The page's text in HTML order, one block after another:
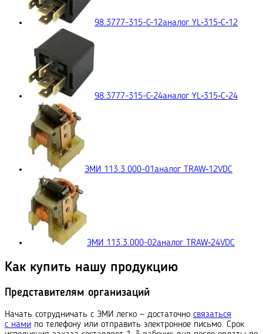
98.3777-315-C-12аналог YL‑315‑C‑12
98.3777-315-C-24аналог YL‑315‑C‑24
ЭМИ 113.3.000-01аналог TRAW‑12VDC
ЭМИ 113.3.000-02аналог TRAW‑24VDC
Как купить нашу продукцию
Представителям организаций
Начать сотрудничать с ЭМИ легко — достаточно связаться
с нами по телефону или отправить электронное письмо. Срок